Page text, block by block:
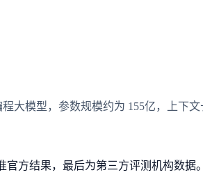
大模型，参数规模约为 155亿，上下
方结果，最后为第三方评测机构数据。